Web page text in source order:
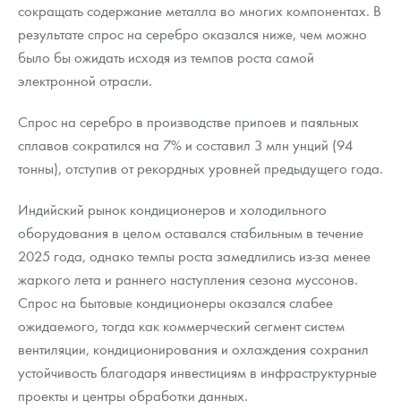
сокращать содержание металла во многих компонентах. В
результате спрос на серебро оказался ниже, чем можно
было бы ожидать исходя из темпов роста самой
электронной отрасли.
Спрос на серебро в производстве припоев и паяльных
сплавов сократился на 7% и составил 3 млн унций (94
тонны), отступив от рекордных уровней предыдущего года.
Индийский рынок кондиционеров и холодильного
оборудования в целом оставался стабильным в течение
2025 года, однако темпы роста замедлились из-за менее
жаркого лета и раннего наступления сезона муссонов.
Спрос на бытовые кондиционеры оказался слабее
ожидаемого, тогда как коммерческий сегмент систем
вентиляции, кондиционирования и охлаждения сохранил
устойчивость благодаря инвестициям в инфраструктурные
проекты и центры обработки данных.